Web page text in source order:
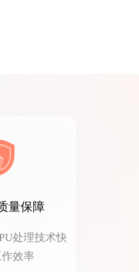
量保障
处理技术快
效率